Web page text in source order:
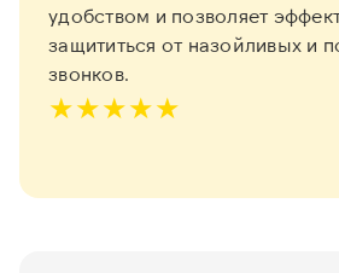
удобством и позволяет
защититься от назойливых и
звонков.
★★★★★